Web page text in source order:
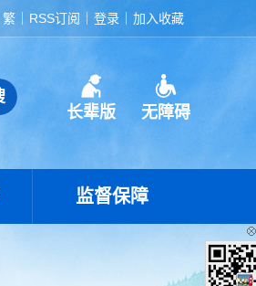
繁 RSS订阅 登录 加入收藏
长辈版 无障碍
监督保障